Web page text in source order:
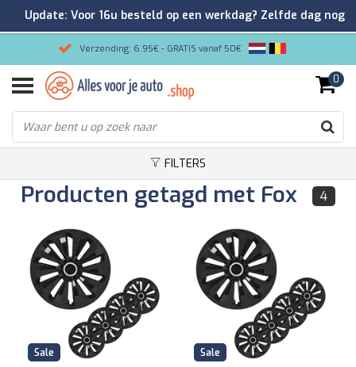
Verzending: 6,95€ - GRATIS vanaf 50€
Gemakkelijk bestellen/Veilig betalen
9.2/10 Klantenrating via Kiyoh!
0
FILTERS
Producten getagd met Fox 4
Sale Sale
Update: Voor 16u besteld op een werkdag? Zelfde dag nog
verzonden!